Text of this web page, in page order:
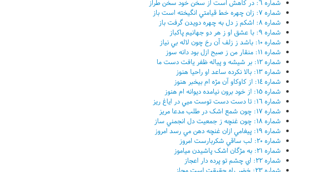
شماره ٦: در کاهش است از سخن خود سخن طراز
شماره ٧: زان چهره خط قيامتي انگيخته است باز
شماره ٨: اشکم ز دل به چهره دويدن گرفت باز
شماره ٩: با عشق او ز هر دو جهانيم پاکباز
شماره ١٠: باشد ز زلف آن رخ چون لاله بي نياز
شماره ١١: منقار من ز صبح ازل بود دانه سوز
شماره ١٢: بر شيشه و پياله ظفر يافت دست ما
شماره ١٣: بالا نکرده ساعد او راحيا هنوز
شماره ١٤: از کاوکاو آن مژه ام بيخبر هنوز
شماره ١٥: از خود برون نيامده ديوانه ام هنوز
شماره ١٦: تا دست دست توست ميي در اياغ ريز
شماره ١٧: چون شمع اشک در طلب مدعا مريز
شماره ١٨: چون غنچه ز جمعيت دل انجمني ساز
شماره ١٩: پيغامي ازان غنچه دهن مي رسد امروز
شماره ٢٠: لب ساقي شکربارست امروز
شماره ٢١: به مژگان اشک پاشيدن مياموز
شماره ٢٢: اي چشم تو پرده دار اعجاز